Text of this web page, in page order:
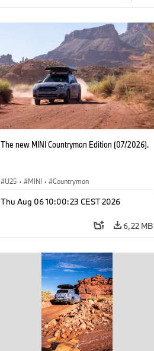
The new MINI Countryman Edition (07/2026).
U25 · MINI · Countryman
Thu Aug 06 10:00:23 CEST 2026
6,22 MB